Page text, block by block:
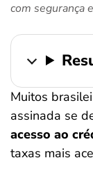
com segurança
Muitos
assinada se
acesso ao
taxas mais